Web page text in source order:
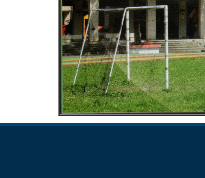
:::